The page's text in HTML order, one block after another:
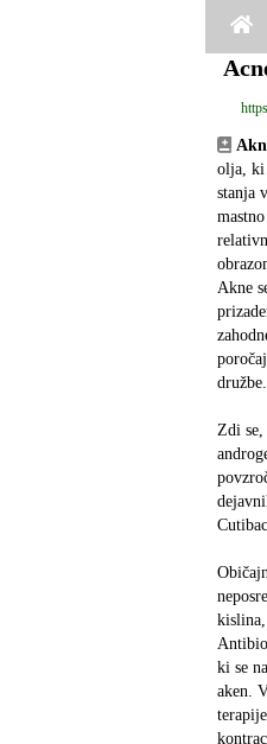
olja, ki
stanja
Akne
družbe.
Zdi
ki se
aken.